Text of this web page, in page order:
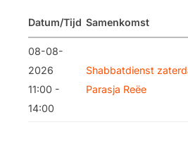
Datum/Tijd Samenkomst
08-08-
2026
11:00 -
14:00
Shabbatdienst
Parasja Reëe